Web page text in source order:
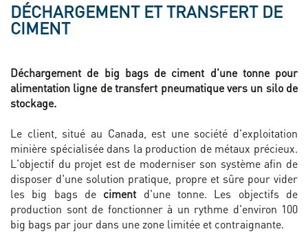
DÉCHARGEMENT ET TRANSFERT DE
CIMENT
Déchargement de big bags de ciment d'une tonne pour
alimentation ligne de transfert pneumatique vers un silo de
stockage.
Le client, situé au Canada, est une société d'exploitation
minière spécialisée dans la production de métaux précieux.
L'objectif du projet est de moderniser son système afin de
disposer d'une solution pratique, propre et sûre pour vider
les big bags de ciment d'une tonne. Les objectifs de
production sont de fonctionner à un rythme d'environ 100
big bags par jour dans une zone limitée et contraignante.